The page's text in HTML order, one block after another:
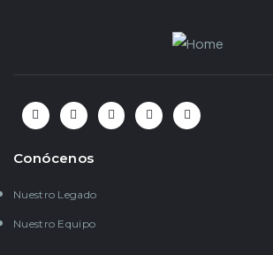
Conócenos
Nuestro Legado
Nuestro Equipo